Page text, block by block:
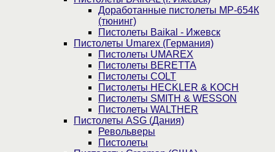
Доработанные пистолеты МР-654К
(тюнинг)
Пистолеты Baikal - Ижевск
Пистолеты Umarex (Германия)
Пистолеты UMAREX
Пистолеты BERETTA
Пистолеты COLT
Пистолеты HECKLER & KOCH
Пистолеты SMITH & WESSON
Пистолеты WALTHER
Пистолеты ASG (Дания)
Револьверы
Пистолеты